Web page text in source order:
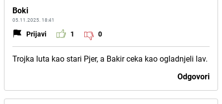
Boki
05.11.2025. 18:41
Prijavi 1 0
Trojka luta kao stari Pjer, a Bakir ceka kao ogladnjeli lav.
Odgovori